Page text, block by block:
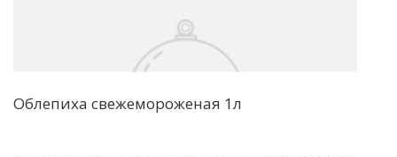
Облепиха свежемороженая 1л